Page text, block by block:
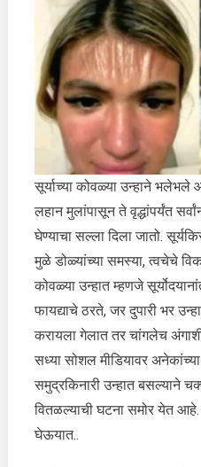
देवा!
प्लॅस्टिकसारखं
वितळलं
महिलेचं
कपाळ;
डॉक्टरही
हैराण,
कारण
ऐकाल
तर..
सूर्याच्या कोवळ्या उन्हाने भलेभले
लहान मुलांपासून ते वृद्धांपर्यंत
घेण्याचा सल्ला दिला जातो.
मुळे डोळ्यांच्या समस्या, त्वचेचे
कोवळ्या उन्हात म्हणजे
फायद्याचे ठरते, जर दुपारी भर
करायला गेलात तर चांगलेच
सध्या सोशल मीडियावर
समुद्रकिनारी उन्हात बसल्याने
वितळल्याची घटना समोर येत
घेऊयात..